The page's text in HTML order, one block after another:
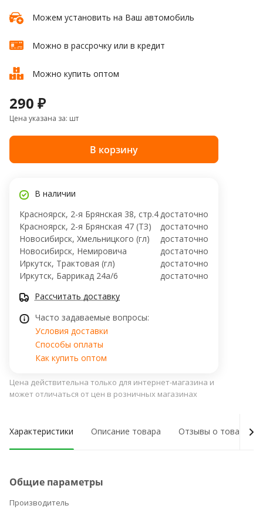
Можем установить на Ваш автомобиль
Можно в рассрочку или в кредит
Можно купить оптом
290 ₽
Цена указана за: шт
В корзину
В наличии
Красноярск, 2-я Брянская 38, стр.4достаточно
Красноярск, 2-я Брянская 47 (ТЗ)
достаточно
Новосибирск, Хмельницкого (гл)
достаточно
Новосибирск, ​Немировича
достаточно
Иркутск, Трактовая (гл)
достаточно
Иркутск, ​Баррикад 24а/6
достаточно
Рассчитать доставку
Часто задаваемые вопросы:
Условия доставки
Способы оплаты
Как купить оптом
Цена действительна только для интернет-магазина и
может отличаться от цен в розничных магазинах
Характеристики Описание товара Отзывы о товаре
Общие параметры
Производитель